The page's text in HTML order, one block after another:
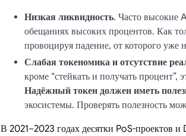
Низкая ликвидность. Часто высокие
обещаниях высоких процентов. Как
провоцируя падение, от которого уже
Слабая токеномика и отсутствие
кроме “стейкать и получать процент”,
Надёжный токен должен иметь
экосистемы. Проверять полезность
В 2021–2023 годах десятки PoS-проектов и